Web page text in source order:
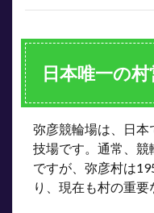
るさ
ップ
元・
新潟
ンを
重視
7
アク
セ
ス・
日本唯一の
弥彦競輪場は、日本
技場です。通常、
ですが、弥彦村は
り、現在も村の重要